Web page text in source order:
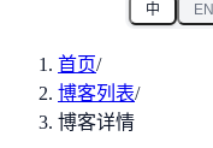
中 EN
首页/
博客列表/
博客详情